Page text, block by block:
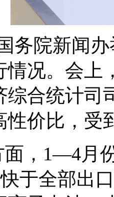
务院新闻
情况。会上
综合统计司
性价比，受
面，1—4月
于全部出